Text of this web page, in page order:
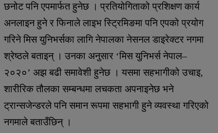
छनोट पनि एपमार्फत हुनेछ । प्रतियोगिताको प्रशिक्षण कार्य
अनलाइन हुने र फिनाले लाइभ स्ट्रिमिङमा पनि एपको प्रयोग
गरिने मिस युनिभर्सका लागि नेपालका नेसनल डाइरेक्टर नगमा
श्रेष्ठले बताइन् । उनका अनुसार ‘मिस युनिभर्स नेपाल–
२०२०’ अझ बढी समावेशी हुनेछ । यसमा सहभागीको उचाइ,
शारीरिक तौलका सम्बन्धमा लचकता अपनाइनेछ भने
ट्रान्सजेन्डरले पनि समान रूपमा सहभागी हुने व्यवस्था गरिएको
नगमाले बताउँछिन् ।